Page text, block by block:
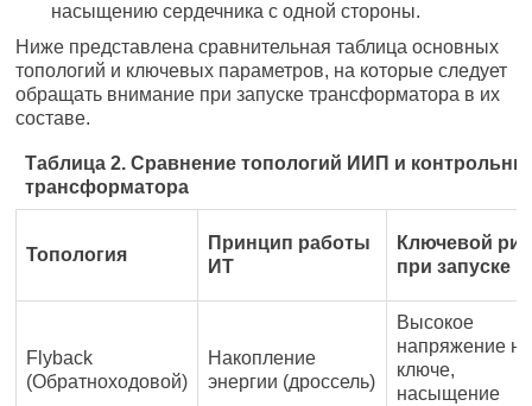
насыщению сердечника с одной стороны.
Ниже представлена сравнительная таблица основных
топологий и ключевых параметров, на которые следует
обращать внимание при запуске трансформатора в их
составе.
Таблица 2. Сравнение топологий ИИП и
трансформатора
Топология
Принцип работы
ИТ
Ключевой
при запуске
Flyback
(Обратноходовой)
Накопление
энергии (дроссель)
Высокое
напряжение на
ключе,
насыщение